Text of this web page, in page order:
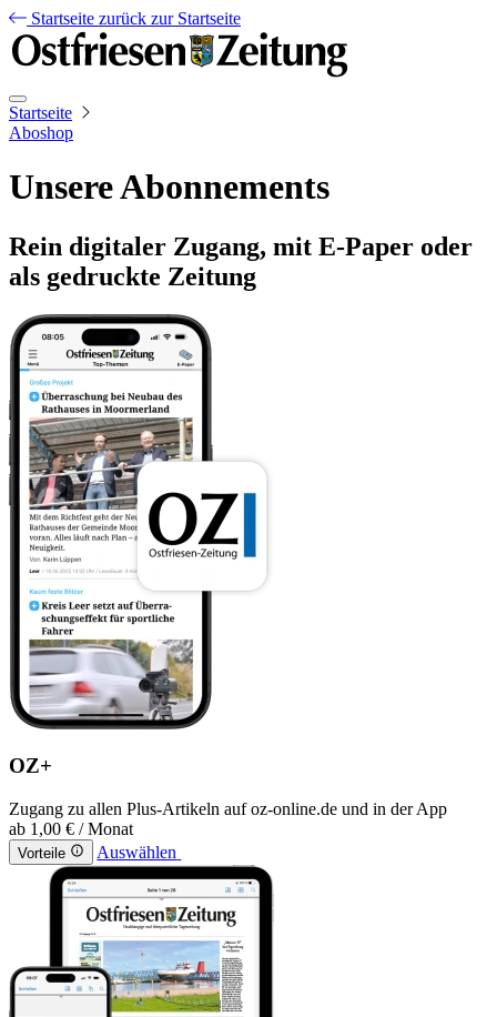
Startseite zurück zur Startseite
Startseite
Aboshop
Unsere Abonnements
Rein digitaler Zugang, mit E-Paper oder
als gedruckte Zeitung
OZ+
Zugang zu allen Plus-Artikeln auf oz-online.de und in der App
ab 1,00 € / Monat
Vorteile Auswählen